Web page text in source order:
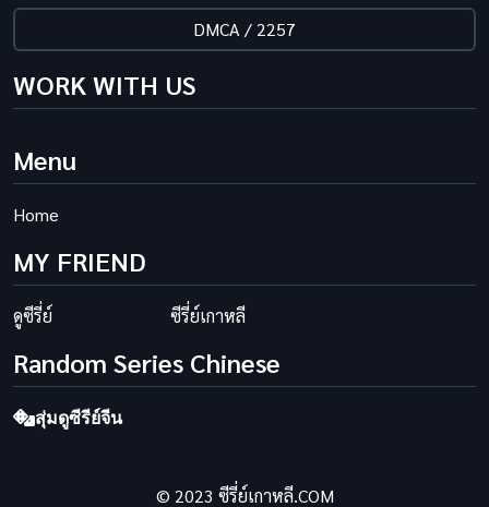
DMCA / 2257
WORK WITH US
Menu
Home
MY FRIEND
ดูซีรี่ย์ ซีรี่ย์เกาหลี
Random Series Chinese
สุ่มดูซีรีย์จีน
© 2023 ซีรี่ย์เกาหลี.COM